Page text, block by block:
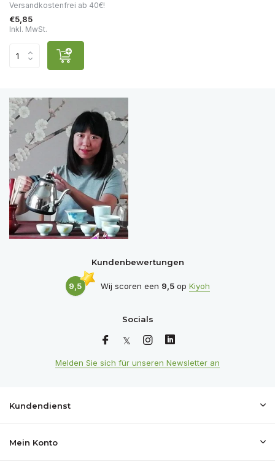
Versandkostenfrei ab 40€!
€5,85
Inkl. MwSt.
Kundenbewertungen
9,5 Wij scoren een 9,5op Kiyoh
Socials
Melden Sie sich für unseren Newsletter an
Kundendienst
Mein Konto